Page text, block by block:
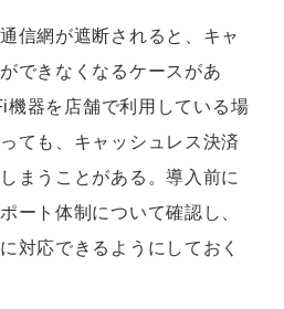
信網が遮断されると、キャ
できなくなるケースがあ
機器を店舗で利用している場
ても、キャッシュレス決済
まうことがある。導入前に
ート体制について確認し、
対応できるようにしておく